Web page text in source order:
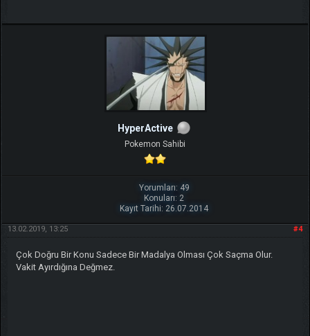
HyperActive
Pokemon Sahibi
Yorumları: 49
Konuları: 2
Kayıt Tarihi: 26.07.2014
#4
13.02.2019, 13:25
Çok Doğru Bir Konu Sadece Bir Madalya Olması Çok Saçma Olur.
Vakit Ayırdığına Değmez.